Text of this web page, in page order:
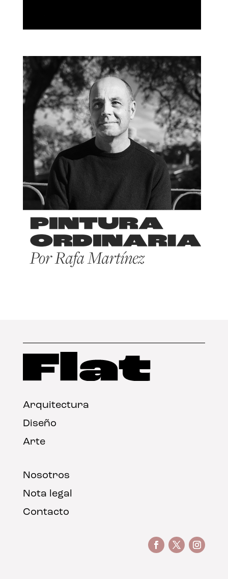
Arquitectura
Diseño
Arte
Nosotros
Nota legal
Contacto